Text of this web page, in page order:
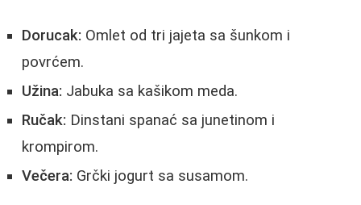
Dorucak: Omlet od tri jajeta sa šunkom i
povrćem.
Užina: Jabuka sa kašikom meda.
Ručak: Dinstani spanać sa junetinom i
krompirom.
Večera: Grčki jogurt sa susamom.